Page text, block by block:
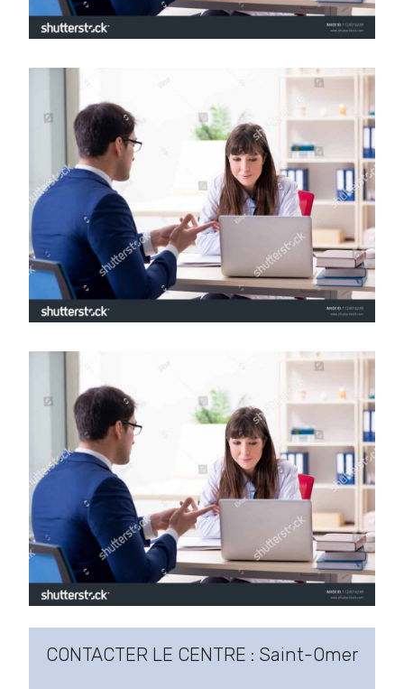
CONTACTER LE CENTRE : Saint-Omer